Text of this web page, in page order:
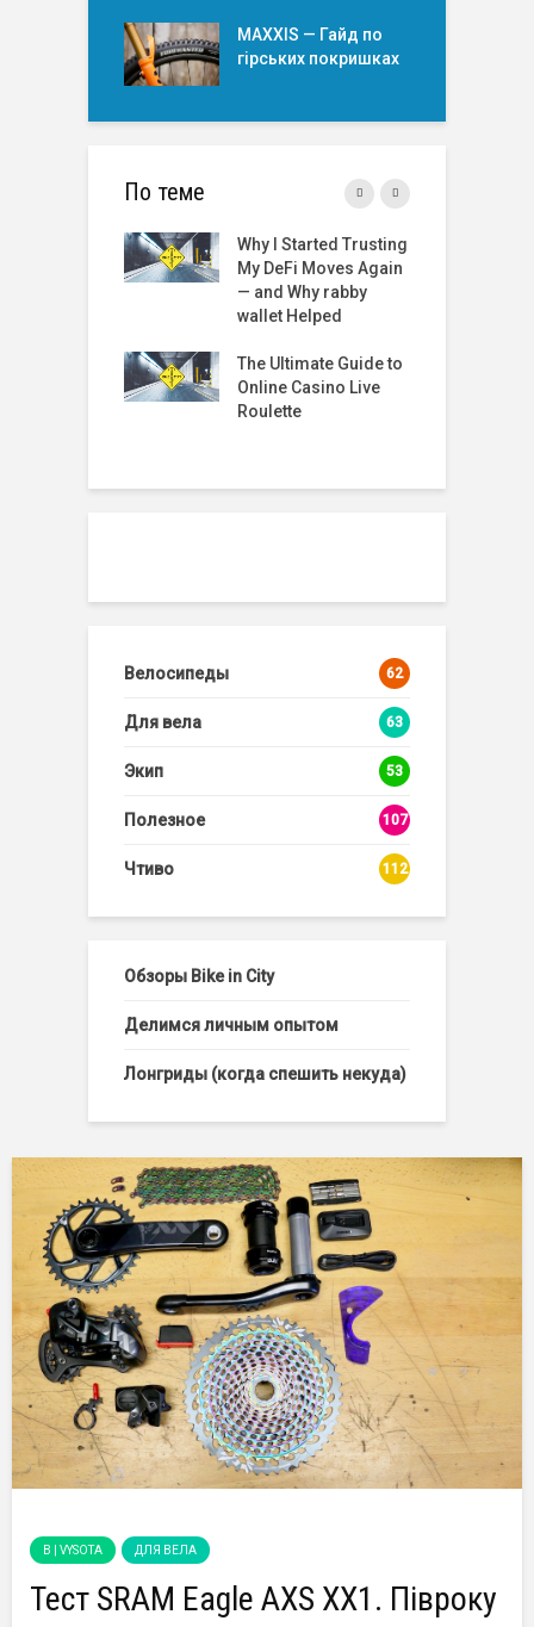
MAXXIS — Гайд по
гірських покришкаx
По теме
Roulette Online Real
Money India: A
Comprehensive
Review
The Best Online
Roulette Sites: A
Comprehensive
Велосипеды 62
Для вела 63
Экип 53
Полезное 107
Чтиво 112
Обзоры Bike in City
Делимся личным опытом
Лонгриды (когда спешить некуда)
B | VYSOTA ДЛЯ ВЕЛА
Тест SRAM Eagle AXS XX1. Півроку